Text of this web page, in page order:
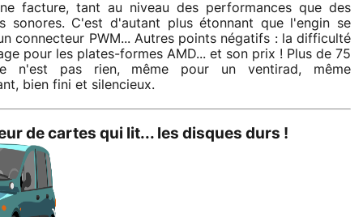
facture, tant au niveau des performances que des
sonores. C'est d'autant plus étonnant que l'engin se
connecteur PWM... Autres points négatifs : la difficulté
pour les plates-formes AMD... et son prix ! Plus de 75
n'est pas rien, même pour un ventirad, même
bien fini et silencieux.
de cartes qui lit... les disques durs !